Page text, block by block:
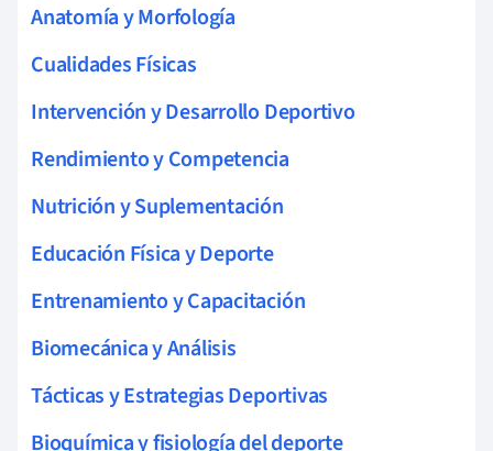
Anatomía y Morfología
Cualidades Físicas
Intervención y Desarrollo Deportivo
Rendimiento y Competencia
Nutrición y Suplementación
Educación Física y Deporte
Entrenamiento y Capacitación
Biomecánica y Análisis
Tácticas y Estrategias Deportivas
Bioquímica y fisiología del deporte